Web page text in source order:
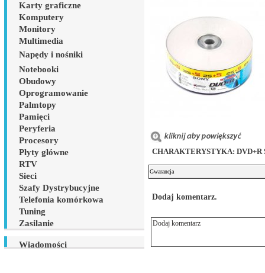
Karty graficzne
Komputery
Monitory
Multimedia
Napędy i nośniki
Notebooki
Obudowy
Oprogramowanie
Palmtopy
Pamięci
Peryferia
Procesory
Płyty główne
RTV
Sieci
Szafy Dystrybucyjne
Telefonia komórkowa
Tuning
Zasilanie
Wiadomości
CHARAKTERYSTYKA: DVD+R
Gwarancja
Dodaj komentarz.